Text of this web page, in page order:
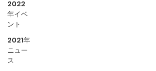
2022
年イベ
ント
2021年
ニュー
ス